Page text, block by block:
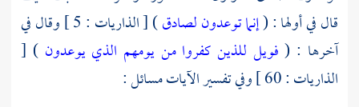
قال في أولها : (إنما توعدون لصادق
) [ الذاريات : 5 ] وقال في
آخرها : ( فويل للذين كفروا من يومهم الذي يوعدون) [
الذاريات : 60 ] وفي تفسير الآيات مسائل :